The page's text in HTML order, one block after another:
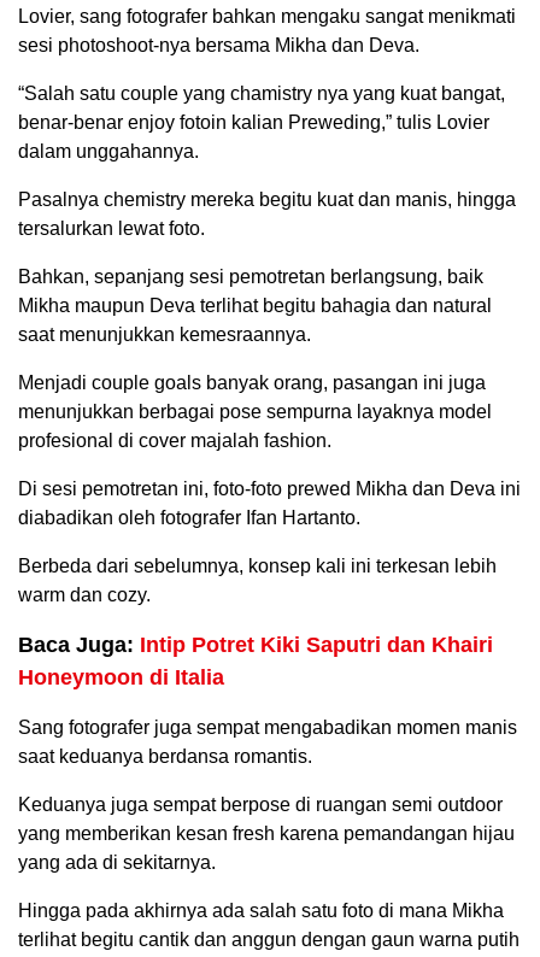
Lovier, sang fotografer bahkan mengaku sangat menikmati
sesi photoshoot-nya bersama Mikha dan Deva.
“Salah satu couple yang chamistry nya yang kuat bangat,
benar-benar enjoy fotoin kalian Preweding,” tulis Lovier
dalam unggahannya.
Pasalnya chemistry mereka begitu kuat dan manis, hingga
tersalurkan lewat foto.
Bahkan, sepanjang sesi pemotretan berlangsung, baik
Mikha maupun Deva terlihat begitu bahagia dan natural
saat menunjukkan kemesraannya.
Menjadi couple goals banyak orang, pasangan ini juga
menunjukkan berbagai pose sempurna layaknya model
profesional di cover majalah fashion.
Di sesi pemotretan ini, foto-foto prewed Mikha dan Deva ini
diabadikan oleh fotografer Ifan Hartanto.
Berbeda dari sebelumnya, konsep kali ini terkesan lebih
warm dan cozy.
Baca Juga: Intip Potret Kiki Saputri dan Khairi
Honeymoon di Italia
Sang fotografer juga sempat mengabadikan momen manis
saat keduanya berdansa romantis.
Keduanya juga sempat berpose di ruangan semi outdoor
yang memberikan kesan fresh karena pemandangan hijau
yang ada di sekitarnya.
Hingga pada akhirnya ada salah satu foto di mana Mikha
terlihat begitu cantik dan anggun dengan gaun warna putih